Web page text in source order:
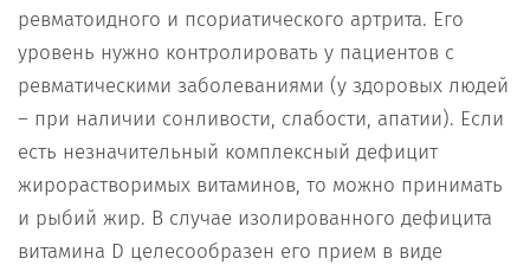
ревматоидного и псориатического артрита. Его
уровень нужно контролировать у пациентов с
ревматическими заболеваниями (у здоровых людей
– при наличии сонливости, слабости, апатии). Если
есть незначительный комплексный дефицит
жирорастворимых витаминов, то можно принимать
и рыбий жир. В случае изолированного дефицита
витамина D целесообразен его прием в виде